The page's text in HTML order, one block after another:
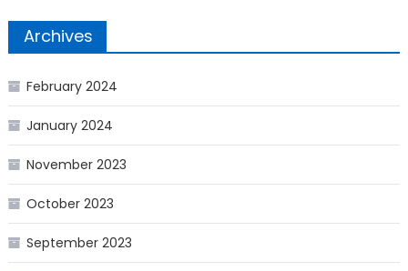
Archives
February 2024
January 2024
November 2023
October 2023
September 2023